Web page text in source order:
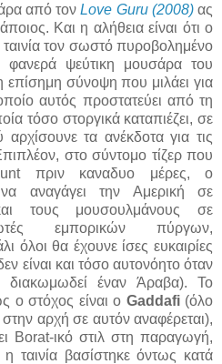
από τονLove Guru (2008)ας
Και η αλήθεια είναι ότι ο
ταινία τον σωστό πυροβολημένο
ψεύτικη μουσάρα του
επίσημη σύνοψη που μιλάει για
αυτός προστατεύει από τη
τόσο στοργικά καταπιέζει, σε
τα ανέκδοτα για τις
στο σύντομο τίζερ που
πριν καναδυο μέρες, ο
αναγάγει την Αμερική σε
τους μουσουλμάνους σε
εμπορικών πύργων,
όλοι θα έχουνε ίσες ευκαιρίες
είναι και τόσο αυτονόητο όταν
διακωμωδεί έναν Άραβα). Το
ο στόχος είναι ο Gaddafi(όλο
αρχή σε αυτόν αναφέρεται),
Borat-ικό στιλ στη παραγωγή,
ταινία βασίστηκε όντως κατά